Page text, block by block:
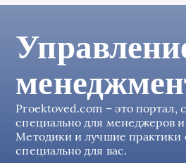
Proektoved.com – это портал,
специально для менеджеров
Методики и лучшие практики
специально для вас.